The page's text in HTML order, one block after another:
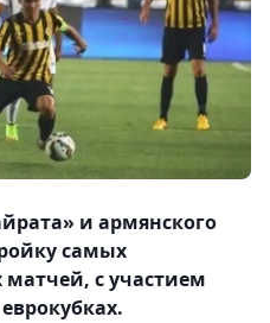
и армянского
самых
с участием